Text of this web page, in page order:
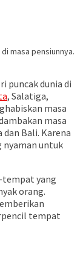
masa pensiunnya.
puncak dunia di
, Salatiga,
masa
masa
Bali. Karena
nyaman untuk
tempat yang
orang.
tempat